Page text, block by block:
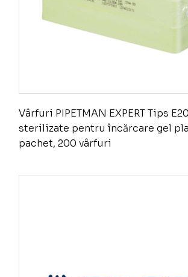
Vârfuri PIPETMAN EXPERT Tips
sterilizate pentru încărcare gel
pachet, 200 vârfuri